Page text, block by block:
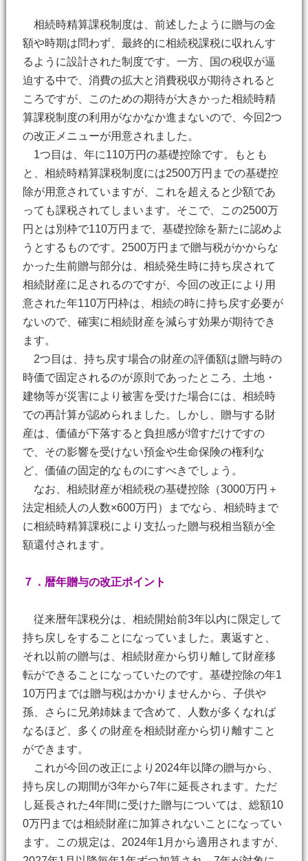
相続時精算課税制度は、前述したように贈与の金
額や時期は問わず、最終的に相続税課税に収れんす
るように設計された制度です。一方、国の税収が逼
迫する中で、消費の拡大と消費税収が期待されると
ころですが、このための期待が大きかった相続時精
算課税制度の利用がなかなか進まないので、今回2つ
の改正メニューが用意されました。
1つ目は、年に110万円の基礎控除です。もとも
と、相続時精算課税制度には2500万円までの基礎控
除が用意されていますが、これを超えると少額であ
っても課税されてしまいます。そこで、この2500万
円とは別枠で110万円まで、基礎控除を新たに認めよ
うとするものです。2500万円まで贈与税がかからな
かった生前贈与部分は、相続発生時に持ち戻されて
相続財産に足されるのですが、今回の改正により用
意された年110万円枠は、相続の時に持ち戻す必要が
ないので、確実に相続財産を減らす効果が期待でき
ます。
2つ目は、持ち戻す場合の財産の評価額は贈与時の
時価で固定されるのが原則であったところ、土地・
建物等が災害により被害を受けた場合には、相続時
での再計算が認められました。しかし、贈与する財
産は、価値が下落すると負担感が増すだけですの
で、その影響を受けない預金や生命保険の権利な
ど、価値の固定的なものにすべきでしょう。
なお、相続財産が相続税の基礎控除（3000万円＋
法定相続人の人数×600万円）までなら、相続時まで
に相続時精算課税により支払った贈与税相当額が全
額還付されます。
７．暦年贈与の改正ポイント
従来暦年課税分は、相続開始前3年以内に限定して
持ち戻しをすることになっていました。裏返すと、
それ以前の贈与は、相続財産から切り離して財産移
転ができることになっていたのです。基礎控除の年1
10万円までは贈与税はかかりませんから、子供や
孫、さらに兄弟姉妹まで含めて、人数が多くなれば
なるほど、多くの財産を相続財産から切り離すこと
ができます。
これが今回の改正により2024年以降の贈与から、
持ち戻しの期間が3年から7年に延長されます。ただ
し延長された4年間に受けた贈与については、総額10
0万円までは相続財産に加算されないことになってい
ます。この規定は、2024年1月から適用されますが、